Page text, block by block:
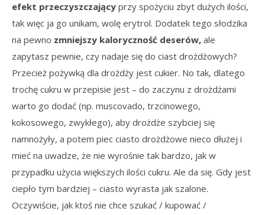
efekt przeczyszczający przy spożyciu zbyt dużych ilości,
tak więc ja go unikam, wolę erytrol. Dodatek tego słodzika
na pewno zmniejszy kaloryczność deserów, ale
zapytasz pewnie, czy nadaje się do ciast drożdżowych?
Przecież pożywką dla drożdży jest cukier. No tak, dlatego
trochę cukru w przepisie jest – do zaczynu z drożdżami
warto go dodać (np. muscovado, trzcinowego,
kokosowego, zwykłego), aby drożdże szybciej się
namnożyły, a potem piec ciasto drożdżowe nieco dłużej i
mieć na uwadze, że nie wyrośnie tak bardzo, jak w
przypadku użycia większych ilości cukru. Ale da się. Gdy jest
ciepło tym bardziej – ciasto wyrasta jak szalone.
Oczywiście, jak ktoś nie chce szukać / kupować /